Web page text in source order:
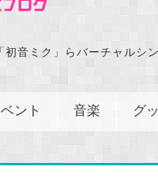
初音ミク」らバーチャルシ
ント 音楽 グ